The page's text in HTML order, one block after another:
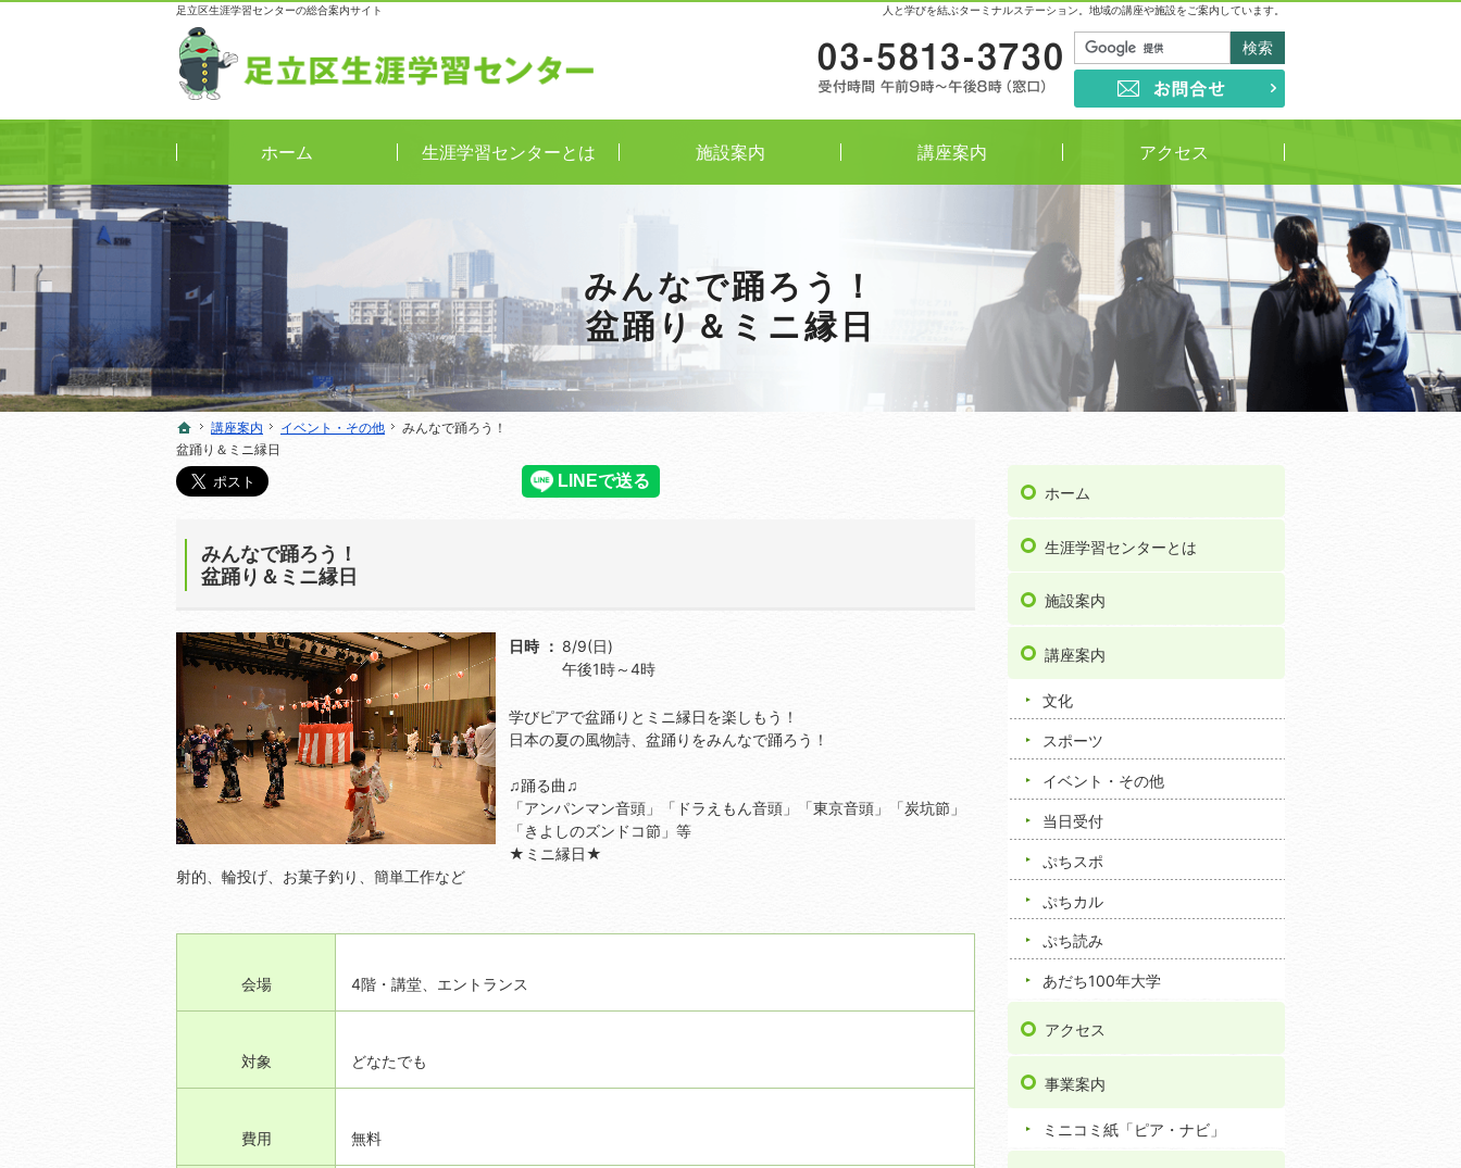
みんなで踊ろう！
盆踊り＆ミニ縁日
人と学びを結ぶターミナルステーション。地域の講座や施設をご案内しています。
足立区生涯学習センターの総合案内サイト
ホーム
講座案内 イベント・その他
みんなで踊ろう！
盆踊り＆ミニ縁日
みんなで踊ろう！
盆踊り＆ミニ縁日
日時
8/9(日)
午後1時～4時
学びピアで盆踊りとミニ縁日を楽しもう！
日本の夏の風物詩、盆踊りをみんなで踊ろう！
♫踊る曲♫
「アンパンマン音頭」「ドラえもん音頭」「東京音頭」「炭坑節」
「きよしのズンドコ節」等
★ミニ縁日★
射的、輪投げ、お菓子釣り、簡単工作など
会場 4階・講堂、エントランス
対象 どなたでも
費用 無料
ホーム
生涯学習センターとは
施設案内
講座案内
文化
スポーツ
イベント・その他
当日受付
ぷちスポ
ぷちカル
ぷち読み
あだち100年大学
アクセス
事業案内
ミニコミ紙「ピア・ナビ」
ホーム
講座案内 イベント・その他
みんなで踊ろう！
盆踊り＆ミニ縁日
03-5813-3730
受付時間午前9時～午後8時（窓口）
ホーム 生涯学習センターとは 施設案内 講座案内 アクセス